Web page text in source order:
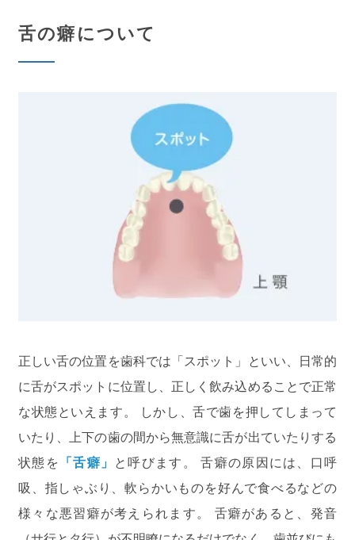
舌の癖について
正しい舌の位置を歯科では「スポット」といい、日常的
に舌がスポットに位置し、正しく飲み込めることで正常
な状態といえます。 しかし、舌で歯を押してしまって
いたり、上下の歯の間から無意識に舌が出ていたりする
状態を
「舌癖」
と呼びます。 舌癖の原因には、口呼
吸、指しゃぶり、軟らかいものを好んで食べるなどの
様々な悪習癖が考えられます。 舌癖があると、発音